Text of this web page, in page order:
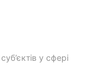
у сфері